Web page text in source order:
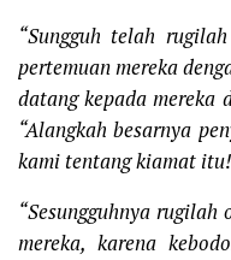
“Sungguh telah
pertemuan mereka
datang kepada mereka
“Alangkah besarnya
kami tentang kiamat
“Sesungguhnya
mereka, karena